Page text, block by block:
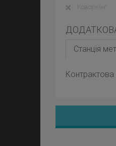
Коворкінг
Станція
Контрактова